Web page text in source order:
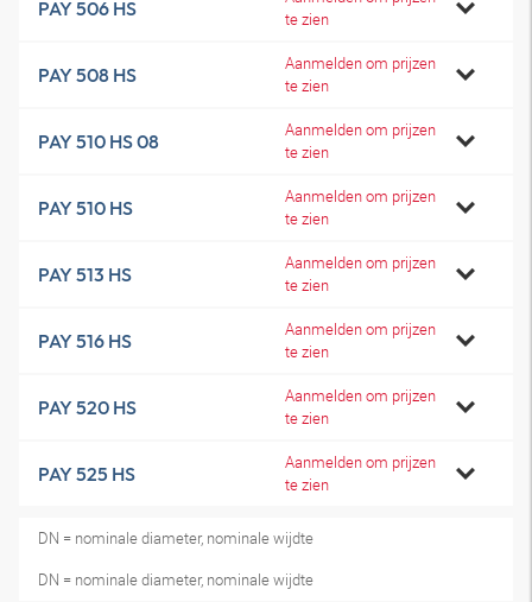
PAY 506 HS
te zien
PAY 508 HS
Aanmelden om prijzen
te zien
PAY 510 HS 08
Aanmelden om prijzen
te zien
PAY 510 HS
Aanmelden om prijzen
te zien
PAY 513 HS
Aanmelden om prijzen
te zien
PAY 516 HS
Aanmelden om prijzen
te zien
PAY 520 HS
Aanmelden om prijzen
te zien
PAY 525 HS
Aanmelden om prijzen
te zien
DN = nominale diameter, nominale wijdte
DN = nominale diameter, nominale wijdte